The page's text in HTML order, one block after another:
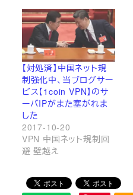
【対処済】中国ネット規
制強化中、当ブログサー
ビス【1coin VPN】のサ
ーバIPがまた塞がれま
した
2017-10-20
VPN 中国ネット規制回
避 壁越え